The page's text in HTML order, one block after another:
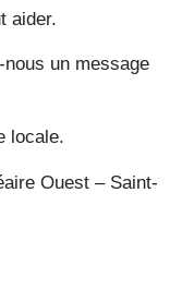
aider.
un message
locale.
Ouest – Saint-